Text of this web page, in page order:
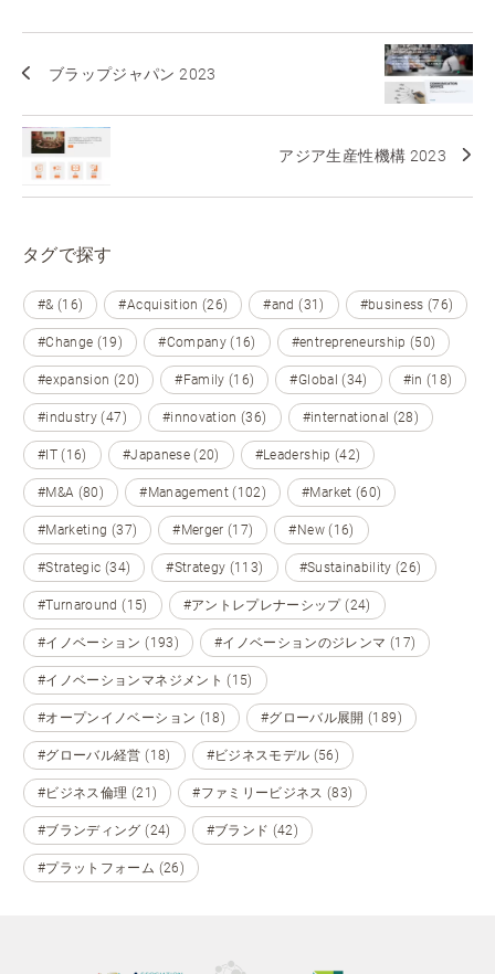
ブラップジャパン 2023
アジア生産性機構 2023
タグで探す
#& (16) #Acquisition (26) #and (31) #business (76)
#Change (19) #Company (16) #entrepreneurship (50)
#expansion (20) #Family (16) #Global (34) #in (18)
#industry (47) #innovation (36) #international (28)
#IT (16) #Japanese (20) #Leadership (42)
#M&A (80) #Management (102) #Market (60)
#Marketing (37) #Merger (17) #New (16)
#Strategic (34) #Strategy (113) #Sustainability (26)
#Turnaround (15) #アントレプレナーシップ (24)
#イノベーション (193) #イノベーションのジレンマ (17)
#イノベーションマネジメント (15)
#オープンイノベーション (18) #グローバル展開 (189)
#グローバル経営 (18) #ビジネスモデル (56)
#ビジネス倫理 (21) #ファミリービジネス (83)
#ブランディング (24) #ブランド (42)
#プラットフォーム (26)